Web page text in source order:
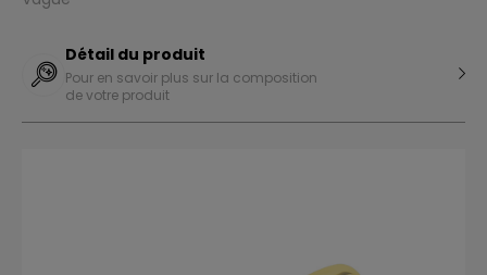
Détail du produit
Pour en savoir plus sur la composition
de votre produit